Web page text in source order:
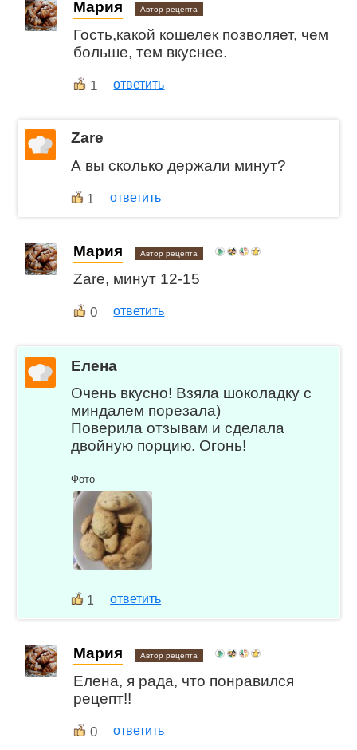
Мария Автор рецепта
Гость,какой кошелек позволяет, чем
больше, тем вкуснее.
1 ответить
Zare
А вы сколько держали минут?
1 ответить
Мария Автор рецепта
Zare, минут 12-15
0 ответить
Елена
Очень вкусно! Взяла шоколадку с
миндалем порезала)
Поверила отзывам и сделала
двойную порцию. Огонь!
Фото
1 ответить
Мария Автор рецепта
Елена, я рада, что понравился
рецепт!!
0 ответить